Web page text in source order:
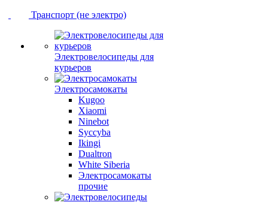
Транспорт (не электро)
Электровелосипеды для
курьеров
Электросамокаты
Kugoo
Xiaomi
Ninebot
Syccyba
Ikingi
Dualtron
White Siberia
Электросамокаты
прочие